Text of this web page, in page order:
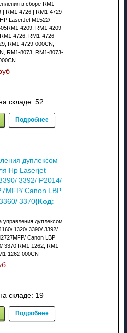
в сборе RM1-
| RM1-4726 | RM1-4729
LaserJet M1522/
4209, RM1-4209-
4726, RM1-4726-
RM1-4729-000CN,
RM1-8073, RM1-8073-
складе: 52
Подробнее
дуплексом
Hp Laserjet
3392/ P2014/
Canon LBP
3370(Код:
управления дуплексом
1320/ 3390/ 3392/
Canon LBP
3370 RM1-1262, RM1-
1262-000CN
складе: 19
Подробнее